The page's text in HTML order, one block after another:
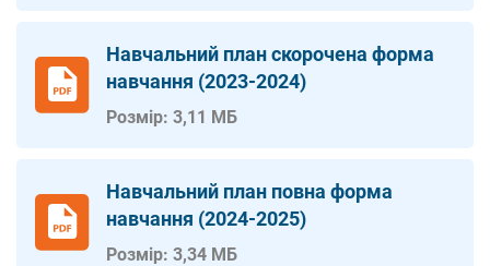
Навчальний план скорочена форма
навчання (2023-2024)
Розмір: 3,11 МБ
Навчальний план повна форма
навчання (2024-2025)
Розмір: 3,34 МБ